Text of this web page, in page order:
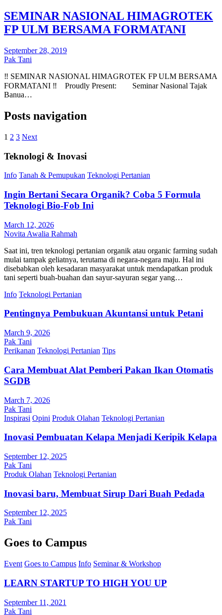
SEMINAR NASIONAL HIMAGROTEK
FP ULM BERSAMA FORMATANI
September 28, 2019
Pak Tani
‼ SEMINAR NASIONAL HIMAGROTEK FP ULM BERSAMA
FORMATANI ‼⠀ Proudly Present:⠀ ⠀ Seminar Nasional Tajak
Banua…
Posts navigation
1 2 3 Next
Teknologi & Inovasi
Info Tanah & Pemupukan Teknologi Pertanian
Ingin Bertani Secara Organik? Coba 5 Formula
Teknologi Bio-Fob Ini
March 12, 2026
Novita Awalia Rahmah
Saat ini, tren teknologi pertanian organik atau organic farming sudah
mulai tampak geliatnya, terutama di negara-negara maju. Hal ini
disebabkan oleh kesadaran masyarakat untuk mendapatkan produk
tani seperti buah-buahan dan sayur-sayuran segar yang…
Info Teknologi Pertanian
Pentingnya Pembukuan Akuntansi untuk Petani
March 9, 2026
Pak Tani
Perikanan Teknologi Pertanian Tips
Cara Membuat Alat Pemberi Pakan Ikan Otomatis
SGDB
March 7, 2026
Pak Tani
Inspirasi Opini Produk Olahan Teknologi Pertanian
Inovasi Pembuatan Kelapa Menjadi Keripik Kelapa
September 12, 2025
Pak Tani
Produk Olahan Teknologi Pertanian
Inovasi baru, Membuat Sirup Dari Buah Pedada
September 12, 2025
Pak Tani
Goes to Campus
Event Goes to Campus Info Seminar & Workshop
LEARN STARTUP TO HIGH YOU UP
September 11, 2021
Pak Tani